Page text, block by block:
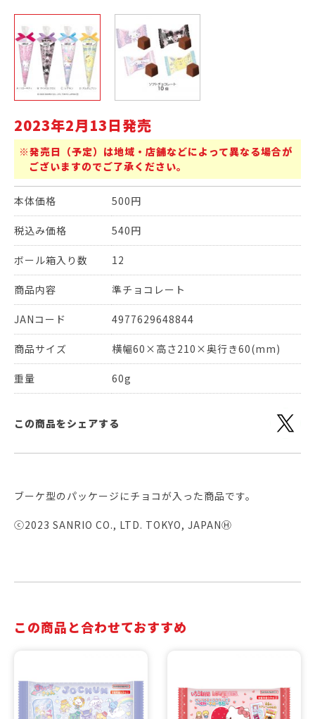
2023年2月13日発売
※発売日（予定）は地域・店舗などによって異なる場合が
ございますのでご了承ください。
本体価格 500円
税込み価格 540円
ボール箱入り数 12
商品内容 準チョコレート
JANコード 4977629648844
商品サイズ 横幅60×高さ210×奥行き60(mm)
重量 60g
この商品をシェアする
ブーケ型のパッケージにチョコが入った商品です。
ⓒ2023 SANRIO CO., LTD. TOKYO, JAPANⒽ
この商品と合わせておすすめ